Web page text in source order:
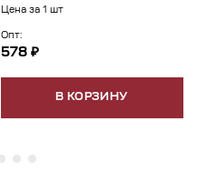
Цена за 1 шт
Опт:
578 ₽
В КОРЗИНУ